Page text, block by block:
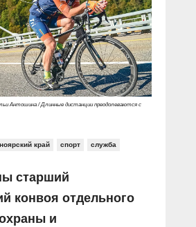
фильмы
России»
Антошина / Длинные дистанции преодолеваются с
край спорт служба
старший
конвоя отдельного
и